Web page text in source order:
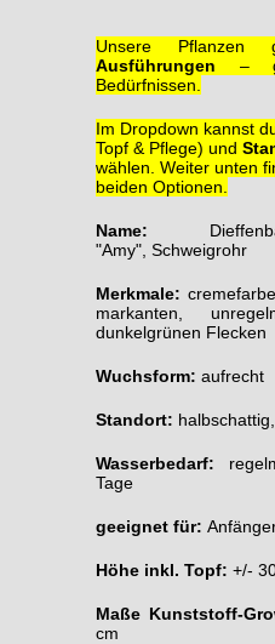
Unsere
Ausführungen –
Bedürfnissen.
Im Dropdown kannst
Topf & Pflege) und
wählen. Weiter unten
beiden Optionen.
Name:
"Amy", Schweigrohr
Merkmale:
markanten,
dunkelgrünen Flecken
Wuchsform: aufrecht
Standort:
Wasserbedarf:
Tage
geeignet für:
Höhe inkl. Topf: +/-
Maße Kunststoff-
cm